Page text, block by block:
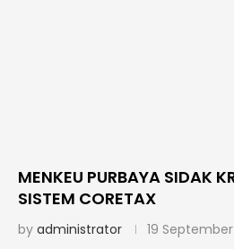
MENKEU PURBAYA SIDAK
SISTEM CORETAX
by administrator 19